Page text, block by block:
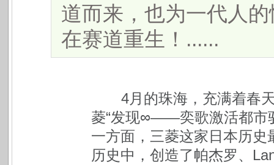
道而来，也为一代人
在赛道重生！......
4月的珠海，充满着春
菱“发现∞——奕歌激活都市
一方面，三菱这家日本历
历史中，创造了帕杰罗、